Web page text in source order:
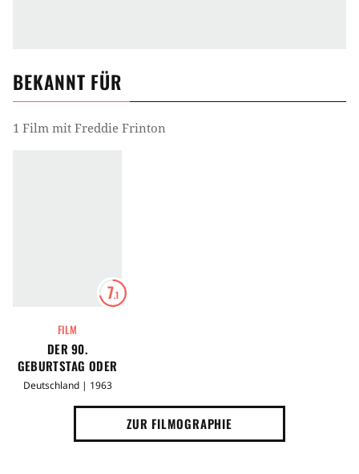
BEKANNT FÜR
1 Film mit Freddie Frinton
7.1
FILM
DER 90.
GEBURTSTAG ODER
DINNER FOR ONE
Deutschland | 1963
ZUR FILMOGRAPHIE